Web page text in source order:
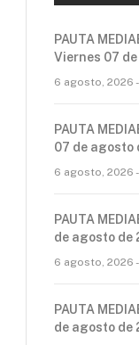
PAUTA
Viernes 07
6 agosto, 2026 -
PAUTA
07 de agosto
6 agosto, 2026 -
PAUTA
de agosto de
6 agosto, 2026 -
PAUTA
de agosto de